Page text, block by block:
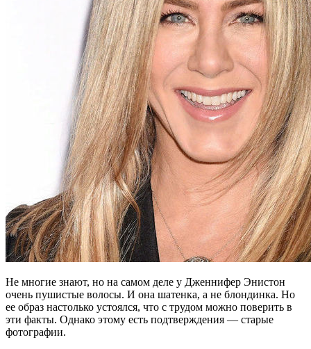
Не многие знают, но на самом деле у Дженнифер Энистон
очень пушистые волосы. И она шатенка, а не блондинка. Но
ее образ настолько устоялся, что с трудом можно поверить в
эти факты. Однако этому есть подтверждения — старые
фотографии.